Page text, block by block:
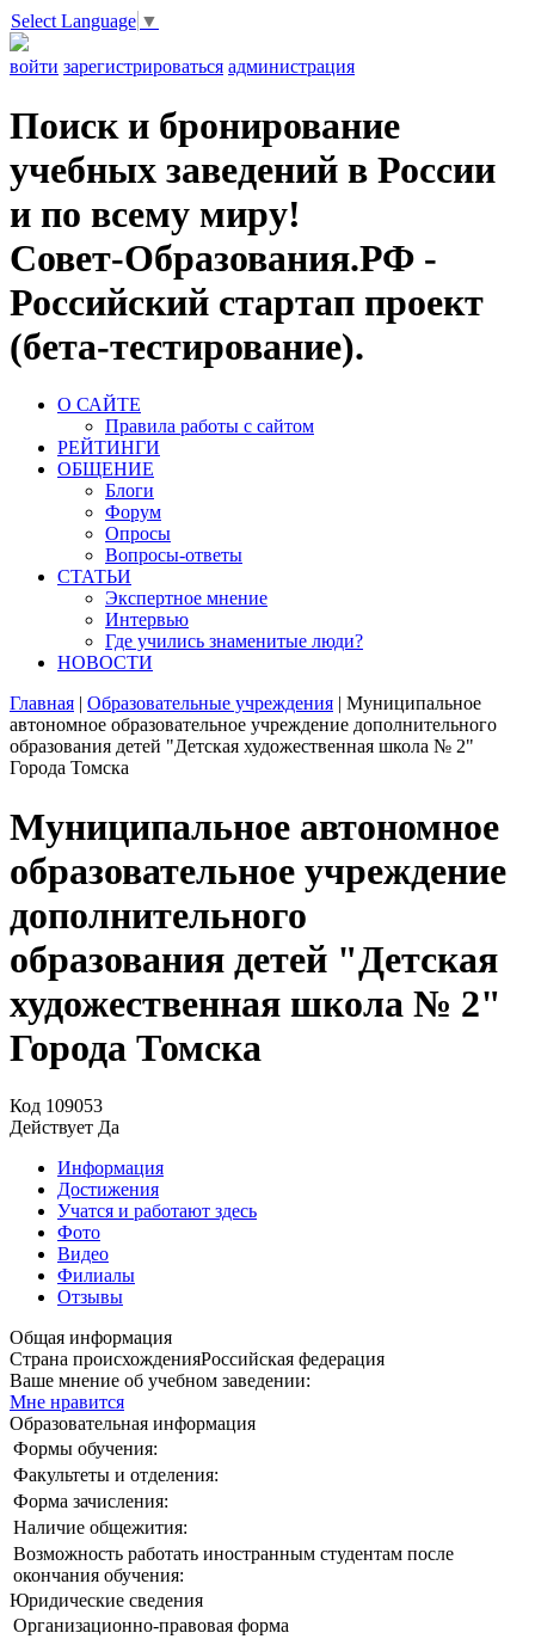
Select Language ▼
войти зарегистрироваться администрация
Поиск и бронирование
учебных заведений в России
и по всему миру!
Совет-Образования.РФ -
Российский стартап проект
(бета-тестирование).
О САЙТЕ
Правила работы с сайтом
РЕЙТИНГИ
ОБЩЕНИЕ
Блоги
Форум
Опросы
Вопросы-ответы
СТАТЬИ
Экспертное мнение
Интервью
Где учились знаменитые люди?
НОВОСТИ
Главная | Образовательные учреждения | Муниципальное
автономное образовательное учреждение дополнительного
образования детей "Детская художественная школа № 2"
Города Томска
Муниципальное автономное
образовательное учреждение
дополнительного
образования детей "Детская
художественная школа № 2"
Города Томска
Код 109053
Действует Да
Информация
Достижения
Учатся и работают здесь
Фото
Видео
Филиалы
Отзывы
Общая информация
Страна происхожденияРоссийская федерация
Ваше мнение об учебном заведении:
Мне нравится
Образовательная информация
Формы обучения:
Факультеты и отделения:
Форма зачисления:
Наличие общежития:
Возможность работать иностранным студентам после
окончания обучения:
Юридические сведения
Организационно-правовая форма